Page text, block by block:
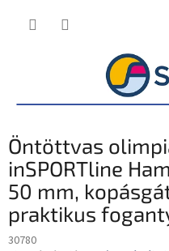
Öntöttvas
inSPORTline
50 mm,
praktikus
30780